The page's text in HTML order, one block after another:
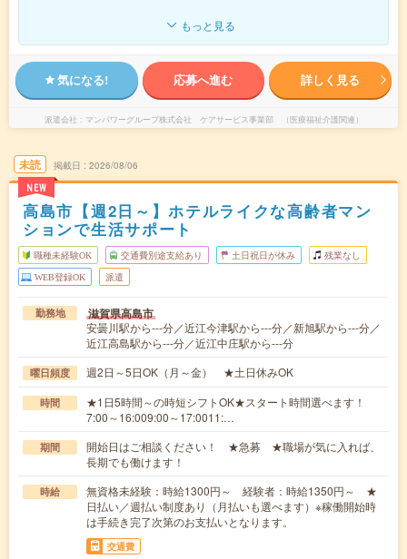
もっと見る
気になる! 応募へ進む 詳しく見る
派遣会社 マンパワーグループ株式会社 ケアサービス事業部 （医療福祉介護関連）
未読
NEW
掲載日 2026/08/06
高島市【週2日～】ホテルライクな高齢者マン
ションで生活サポート
職種未経験OK 交通費別途支給あり 土日祝日が休み 残業なし
WEB登録OK 派遣
勤務地 滋賀県高島市
安曇川駅から---分／近江今津駅から---分／新旭駅から---分／
近江高島駅から---分／近江中庄駅から---分
曜日頻度 週2日～5日OK（月～金） ★土日休みOK
時間
★1日5時間～の時短シフトOK★スタート時間選べます！
7:00～16:009:00～17:0011:…
期間
開始日はご相談ください！ ★急募 ★職場が気に入れば、
長期でも働けます！
時給
無資格未経験：時給1300円～ 経験者：時給1350円～ ★
日払い／週払い制度あり（月払いも選べます）※稼働開始時
は手続き完了次第のお支払いとなります。
交通費